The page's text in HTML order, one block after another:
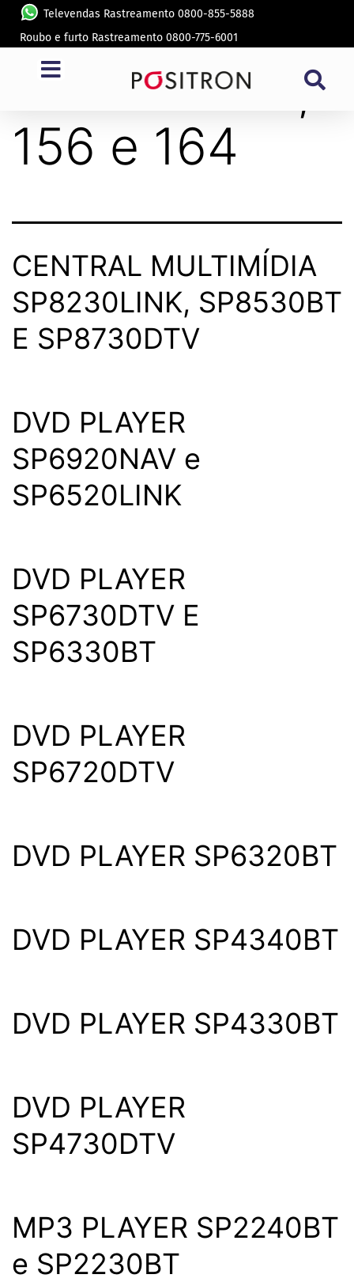
Televendas Rastreamento 0800-855-5888
Roubo e furto Rastreamento 0800-775-6001
Modelo:155,
156 e 164
CENTRAL MULTIMÍDIA
SP8230LINK, SP8530BT
E SP8730DTV
DVD PLAYER
SP6920NAV e
SP6520LINK
DVD PLAYER
SP6730DTV E
SP6330BT
DVD PLAYER
SP6720DTV
DVD PLAYER SP6320BT
DVD PLAYER SP4340BT
DVD PLAYER SP4330BT
DVD PLAYER
SP4730DTV
MP3 PLAYER SP2240BT
e SP2230BT